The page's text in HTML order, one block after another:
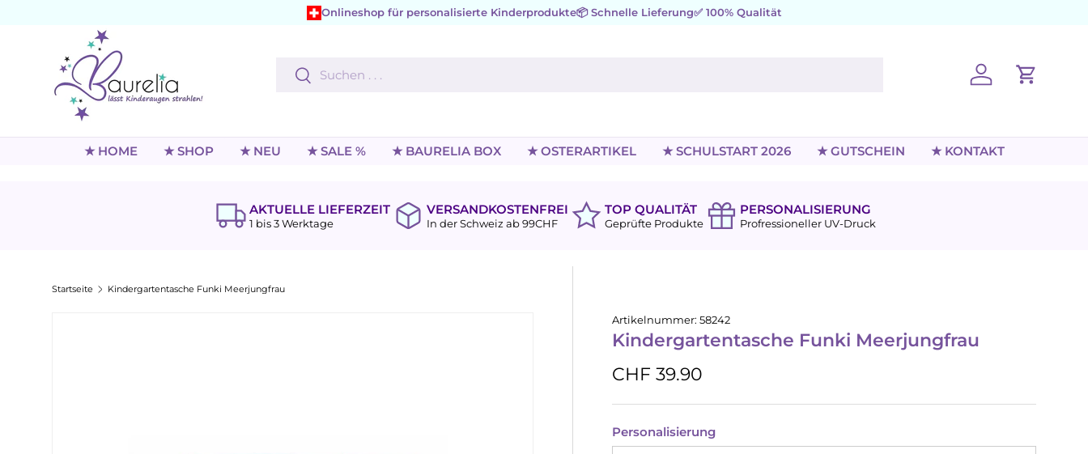
Direkt zum Inhalt
Onlineshop für personalisierte Kinderprodukte📦 Schnelle Lieferung✅ 100% Qualität
Suchen
Suchen
Einloggen
★ HOME ★ SHOP ★ NEU ★ SALE % ★ BAURELIA BOX ★ OSTERARTIKEL ★ SCHULSTART 2026 ★ GUTSCHEIN ★ KONTAKT
AKTUELLE LIEFERZEIT
1 bis 3 Werktage
VERSANDKOSTENFREI
In der Schweiz ab 99CHF
TOP QUALITÄT
Geprüfte Produkte
PERSONALISIERUNG
Profressioneller UV-Druck
Startseite Kindergartentasche Funki Meerjungfrau
Artikelnummer: 58242
Kindergartentasche Funki Meerjungfrau
CHF 39.90
Personalisierung